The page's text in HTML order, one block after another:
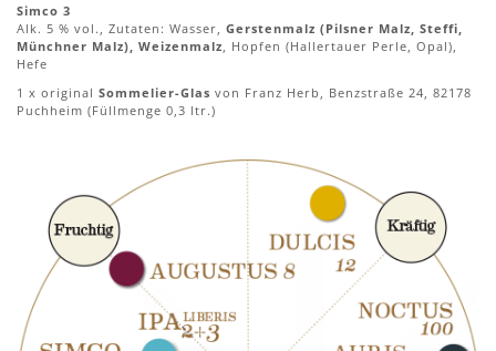
Simco 3
Alk. 5 % vol., Zutaten: Wasser, Gerstenmalz (Pilsner Malz, Steffi,
Münchner Malz), Weizenmalz , Hopfen (Hallertauer Perle, Opal),
Hefe
1 x original Sommelier-Glas von Franz Herb, Benzstraße 24, 82178
Puchheim (Füllmenge 0,3 ltr.)